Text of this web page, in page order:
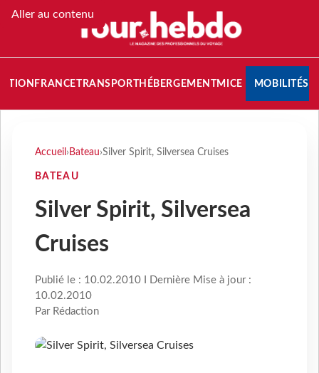
Aller au contenu
FRANCETRANSPORT HÉBERGEMENTMICE MOBILITÉS
Accueil › Bateau›Silver Spirit, Silversea Cruises
BATEAU
Silver Spirit, Silversea
Cruises
Publié le : 10.02.2010 I Dernière Mise à jour :
10.02.2010
Par Rédaction